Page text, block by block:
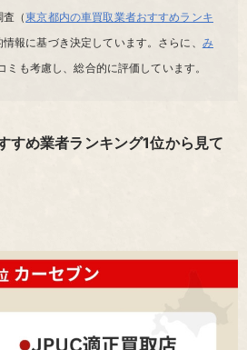
査（東京都内の車買取業者おすすめランキ
報に基づき決定しています。さらに、 み
も考慮し、総合的に評価しています。
すめ業者ランキング1位から見て